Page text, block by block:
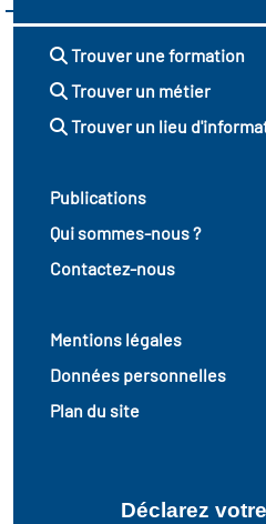
Trouver une formation
Trouver un métier
Trouver un lieu
Publications
Qui sommes-nous ?
Contactez-nous
Mentions légales
Données personnelles
Plan du site
Déclarez